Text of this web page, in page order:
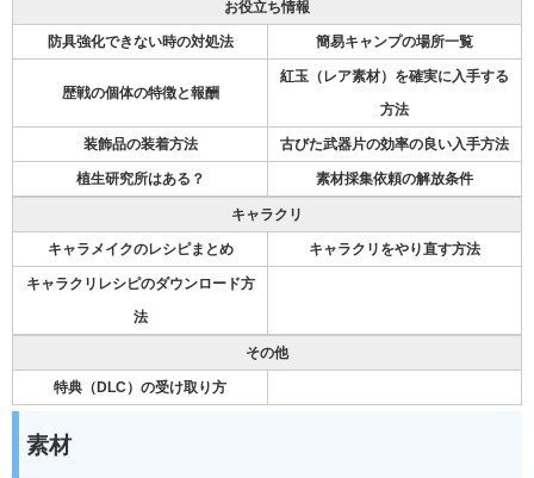
お役立ち情報
防具強化できない時の対処法 簡易キャンプの場所一覧
歴戦の個体の特徴と報酬
紅玉（レア素材）を確実に入手する
方法
装飾品の装着方法 古びた武器片の効率の良い入手方法
植生研究所はある？ 素材採集依頼の解放条件
キャラクリ
キャラメイクのレシピまとめ キャラクリをやり直す方法
キャラクリレシピのダウンロード方
法
その他
特典（DLC）の受け取り方
素材